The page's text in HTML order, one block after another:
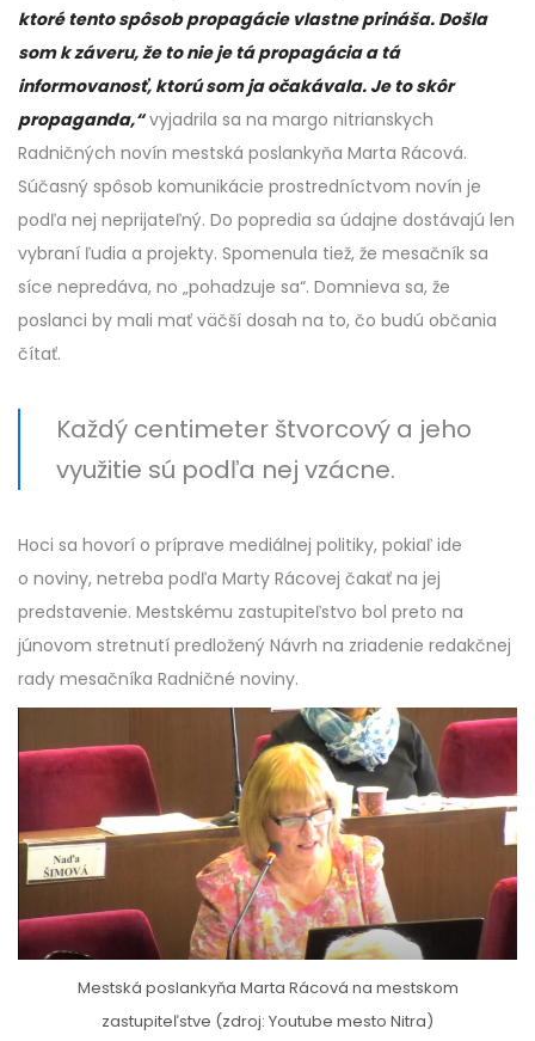
ktoré tento spôsob propagácie vlastne prináša. Došla
som k záveru, že to nie je tá propagácia a tá
informovanosť, ktorú som ja očakávala. Je to skôr
propaganda,“vyjadrila sa na margo nitrianskych
Radničných novín mestská poslankyňa Marta Rácová.
Súčasný spôsob komunikácie prostredníctvom novín je
podľa nej neprijateľný. Do popredia sa údajne dostávajú len
vybraní ľudia a projekty. Spomenula tiež, že mesačník sa
síce nepredáva, no „pohadzuje sa“. Domnieva sa, že
poslanci by mali mať väčší dosah na to, čo budú občania
čítať.
Každý centimeter štvorcový a jeho
využitie sú podľa nej vzácne.
Hoci sa hovorí o príprave mediálnej politiky, pokiaľ ide
o noviny, netreba podľa Marty Rácovej čakať na jej
predstavenie. Mestskému zastupiteľstvo bol preto na
júnovom stretnutí predložený Návrh na zriadenie redakčnej
rady mesačníka Radničné noviny.
Mestská poslankyňa Marta Rácová na mestskom
zastupiteľstve (zdroj: Youtube mesto Nitra)